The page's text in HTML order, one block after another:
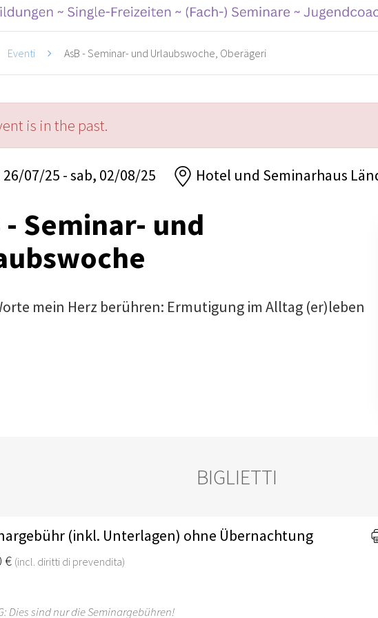
Eventi AsB - Seminar- und Urlaubswoche, Oberägeri
is in the past.
26/07/25 - sab, 02/08/25 Hotel und Seminarhaus
- Seminar- und
mein Herz berühren: Ermutigung im Alltag (er)leben
BIGLIETTI
(inkl. Unterlagen) ohne Übernachtung
€ (incl. diritti di prevendita)
Dies sind nur die Seminargebühren!